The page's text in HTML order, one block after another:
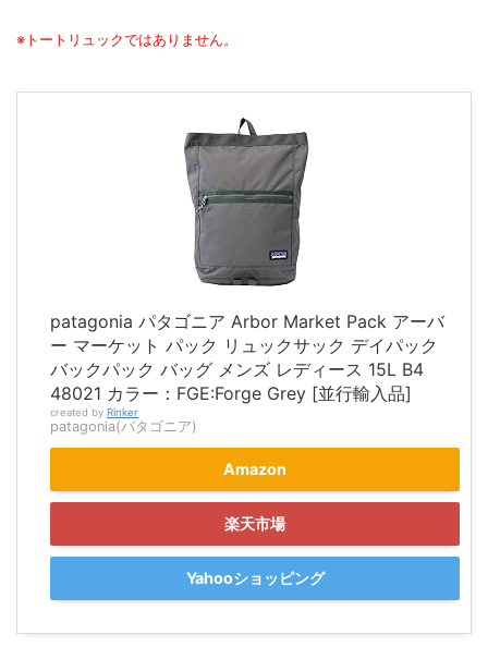
※トートリュックではありません。
patagonia パタゴニア Arbor Market Pack アーバ
ー マーケット パック リュックサック デイパック
バックパック バッグ メンズ レディース 15L B4
48021 カラー：FGE:Forge Grey [並行輸入品]
created by Rinker
patagonia(パタゴニア)
Amazon
楽天市場
Yahooショッピング